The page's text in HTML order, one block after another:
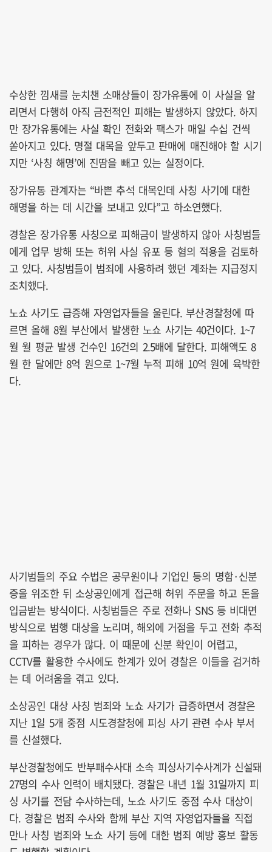
수상한 낌새를 눈치챈 소매상들이 장가유통에 이 사실을 알
리면서 다행히 아직 금전적인 피해는 발생하지 않았다. 하지
만 장가유통에는 사실 확인 전화와 팩스가 매일 수십 건씩
쏟아지고 있다. 명절 대목을 앞두고 판매에 매진해야 할 시기
지만 ‘사칭 해명’에 진땀을 빼고 있는 실정이다.
장가유통 관계자는 “바쁜 추석 대목인데 사칭 사기에 대한
해명을 하는 데 시간을 보내고 있다”고 하소연했다.
경찰은 장가유통 사칭으로 피해금이 발생하지 않아 사칭범들
에게 업무 방해 또는 허위 사실 유포 등 혐의 적용을 검토하
고 있다. 사칭범들이 범죄에 사용하려 했던 계좌는 지급정지
조치했다.
노쇼 사기도 급증해 자영업자들을 울린다. 부산경찰청에 따
르면 올해 8월 부산에서 발생한 노쇼 사기는 40건이다. 1~7
월 월 평균 발생 건수인 16건의 2.5배에 달한다. 피해액도 8
월 한 달에만 8억 원으로 1~7월 누적 피해 10억 원에 육박한
다.
사기범들의 주요 수법은 공무원이나 기업인 등의 명함·신분
증을 위조한 뒤 소상공인에게 접근해 허위 주문을 하고 돈을
입금받는 방식이다. 사칭범들은 주로 전화나 SNS 등 비대면
방식으로 범행 대상을 노리며, 해외에 거점을 두고 전화 추적
을 피하는 경우가 많다. 이 때문에 신분 확인이 어렵고,
CCTV를 활용한 수사에도 한계가 있어 경찰은 이들을 검거하
는 데 어려움을 겪고 있다.
소상공인 대상 사칭 범죄와 노쇼 사기가 급증하면서 경찰은
지난 1일 5개 중점 시도경찰청에 피싱 사기 관련 수사 부서
를 신설했다.
부산경찰청에도 반부패수사대 소속 피싱사기수사계가 신설돼
27명의 수사 인력이 배치됐다. 경찰은 내년 1월 31일까지 피
싱 사기를 전담 수사하는데, 노쇼 사기도 중점 수사 대상이
다. 경찰은 범죄 수사와 함께 부산 지역 자영업자들을 직접
만나 사칭 범죄와 노쇼 사기 등에 대한 범죄 예방 홍보 활동